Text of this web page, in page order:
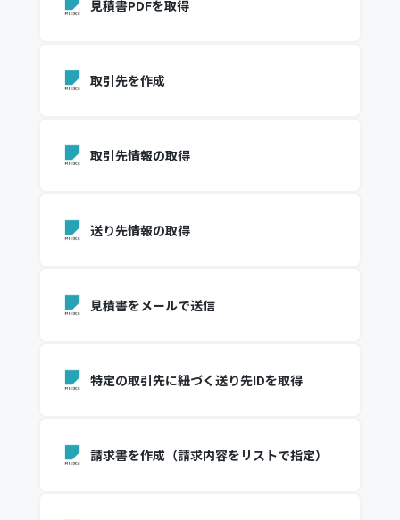
見積書PDFを取得
取引先を作成
取引先情報の取得
送り先情報の取得
見積書をメールで送信
特定の取引先に紐づく送り先IDを取得
請求書を作成（請求内容をリストで指定）